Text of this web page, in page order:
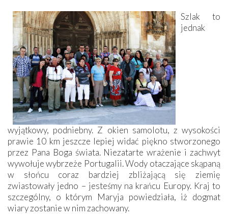
Szlak to
jednak
wyjątkowy, podniebny. Z okien samolotu, z wysokości
prawie 10 km jeszcze lepiej widać piękno stworzonego
przez Pana Boga świata. Niezatarte wrażenie i zachwyt
wywołuje wybrzeże Portugalii. Wody otaczające skąpaną
w słońcu coraz bardziej zbliżającą się ziemię
zwiastowały jedno – jesteśmy na krańcu Europy. Kraj to
szczególny, o którym Maryja powiedziała, iż dogmat
wiary zostanie w nim zachowany.